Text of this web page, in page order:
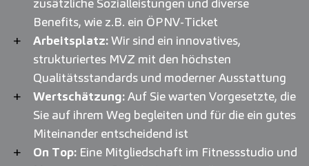
Benefits, wie z.B. ein ÖPNV-Ticket
Arbeitsplatz:Wir sind ein innovatives,
strukturiertes MVZ mit den höchsten
Qualitätsstandards und moderner Ausstattung
Wertschätzung:Auf Sie warten Vorgesetzte, die
Sie auf ihrem Weg begleiten und für die ein gutes
Miteinander entscheidend ist
On Top: Eine Mitgliedschaft im Fitnessstudio und